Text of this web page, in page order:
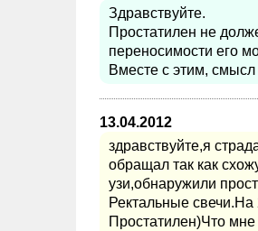
Здравствуйте.
Простатилен не
переносимости его
Вместе с этим,
13.04.2012
здравствуйте,я
обращал так как
узи,обнаружили
Ректальные свечи.На
Простатилен)Что